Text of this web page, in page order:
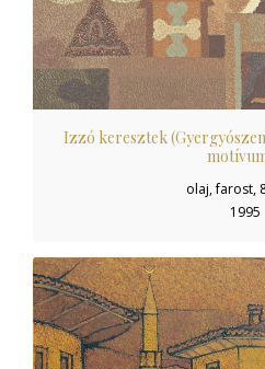
Izzó keresztek
olaj, farost,
1995